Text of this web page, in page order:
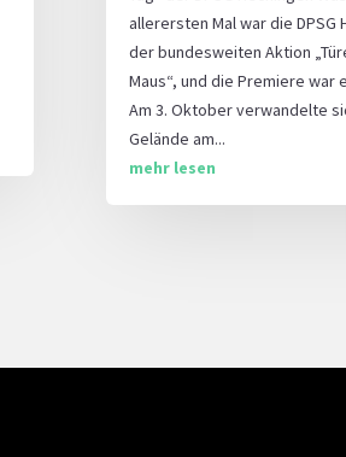
allerersten Mal war die DPSG
der bundesweiten Aktion
Maus“, und die Premiere war
Am 3. Oktober verwandelte
Gelände am...
mehr lesen